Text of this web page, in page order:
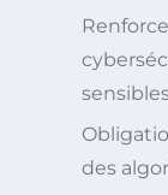
des